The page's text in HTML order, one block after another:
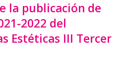
la publicación de
2022 del
Estéticas III Tercer